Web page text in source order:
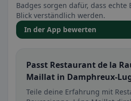
Badges sorgen dafür, dass
Blick verständlich werden.
In der App bewerten
Passt Restaurant de la
Maillat in Damphreux-
Teile deine Erfahrung mit